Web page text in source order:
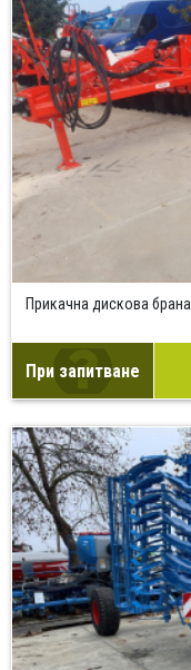
Прикачна дискова брана
При запитване